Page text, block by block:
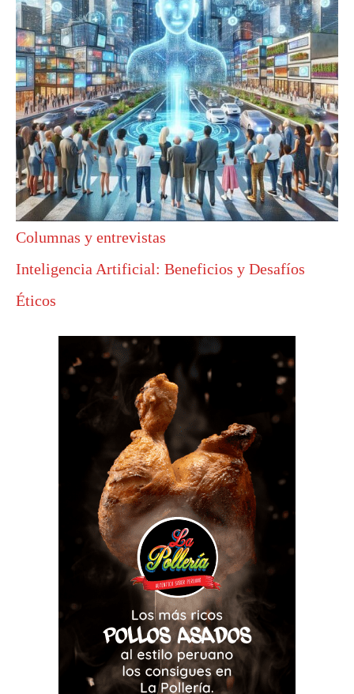
Columnas y entrevistas
Inteligencia Artificial: Beneficios y Desafíos
Éticos